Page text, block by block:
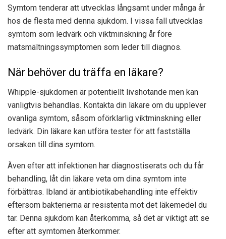
Symtom tenderar att utvecklas långsamt under många år
hos de flesta med denna sjukdom. I vissa fall utvecklas
symtom som ledvärk och viktminskning år före
matsmältningssymptomen som leder till diagnos.
När behöver du träffa en läkare?
Whipple-sjukdomen är potentiellt livshotande men kan
vanligtvis behandlas. Kontakta din läkare om du upplever
ovanliga symtom, såsom oförklarlig viktminskning eller
ledvärk. Din läkare kan utföra tester för att fastställa
orsaken till dina symtom.
Även efter att infektionen har diagnostiserats och du får
behandling, låt din läkare veta om dina symtom inte
förbättras. Ibland är antibiotikabehandling inte effektiv
eftersom bakterierna är resistenta mot det läkemedel du
tar. Denna sjukdom kan återkomma, så det är viktigt att se
efter att symtomen återkommer.